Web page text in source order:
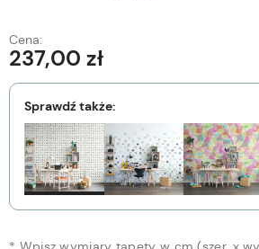
Cena:
237,00 zł
Sprawdź także: